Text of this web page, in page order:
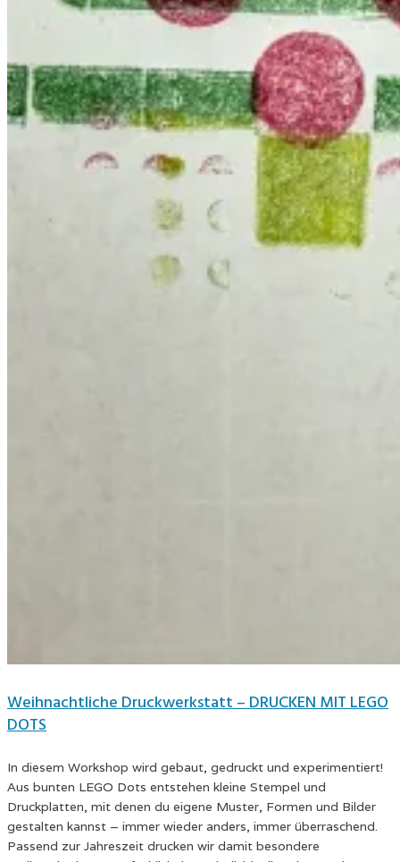
Weihnachtliche Druckwerkstatt – DRUCKEN MIT LEGO
DOTS
In diesem Workshop wird gebaut, gedruckt und experimentiert!
Aus bunten LEGO Dots entstehen kleine Stempel und
Druckplatten, mit denen du eigene Muster, Formen und Bilder
gestalten kannst – immer wieder anders, immer überraschend.
Passend zur Jahreszeit drucken wir damit besondere